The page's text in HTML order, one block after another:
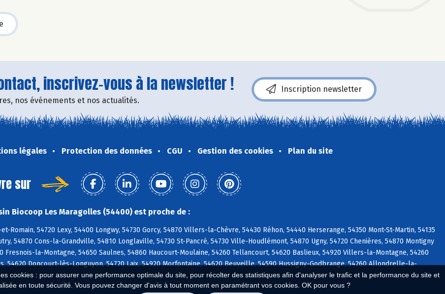
cookies : pour assurer une performance optimale du site, pour récolter des statistiques afin d'analyser le trafic et la performance du site et
en toute sécurité. Vous pouvez changer d'avis à tout moment en paramétrant vos cookies. OK pour vous ?
inscrivez-vous à la newsletter !
nos événements et nos actualités.
Inscription newsletter
légales Protection des données CGU Gestion des cookies Plan du site
sur
Biocoop Les Maragolles (54400) est proche de :
Romain, 54720 Lexy, 54400 Longwy, 54730 Gorcy, 54870 Villers-la-Chèvre, 54430 Réhon, 54440 Herserange, 54350 Mont-St-Martin, 54135
54870 Cons-la-Grandville, 54810 Longlaville, 54730 St-Pancré, 54730 Ville-Houdlémont, 54870 Ugny, 54720 Chenières, 54870 Montigny
Fresnois-la-Montagne, 54650 Saulnes, 54860 Haucourt-Moulaine, 54260 Tellancourt, 54620 Baslieux, 54920 Villers-la-Montagne, 54260
54620 Doncourt-lès-Longuyon, 54720 Laix, 54920 Morfontaine, 54620 Beuveille, 54590 Hussigny-Godbrange, 54260 Allondrelle-la-